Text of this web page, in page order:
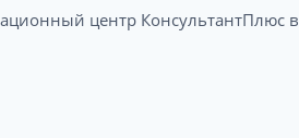
центр КонсультантПлюс в